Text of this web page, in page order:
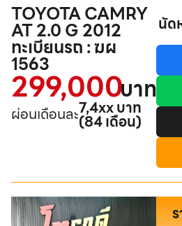
TOYOTA CAMRY
AT 2.0 G 2012
ทะเบียนรถ : ฆผ
1563
299,000บาท
ผ่อนเดือนละ7,4xx บาท
(84 เดือน)
นัด